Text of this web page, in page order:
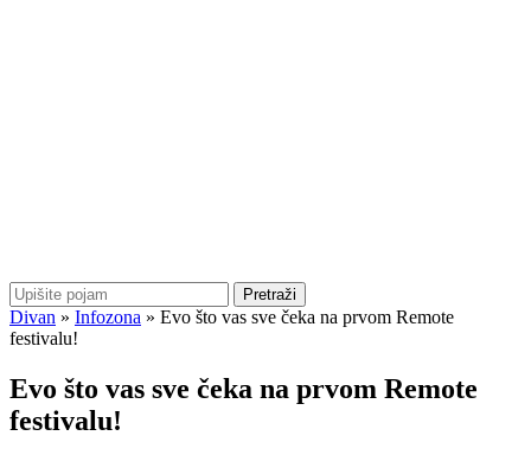
Pretraži
Divan » Infozona » Evo što vas sve čeka na prvom Remote
festivalu!
Evo što vas sve čeka na prvom Remote
festivalu!